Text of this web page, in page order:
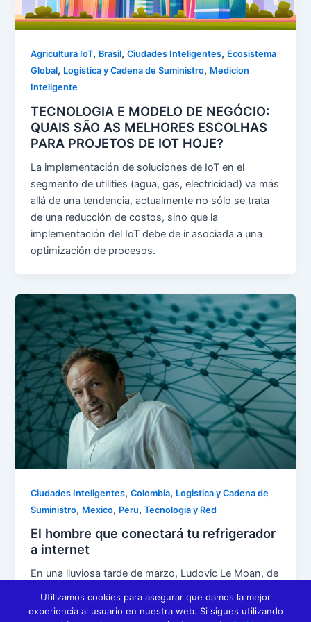
Agricultura IoT, Brasil,Ciudades Inteligentes, Ecosistema
Global, Logistica y Cadena de Suministro, Medicion
Inteligente
TECNOLOGIA E MODELO DE NEGÓCIO:
QUAIS SÃO AS MELHORES ESCOLHAS
PARA PROJETOS DE IOT HOJE?
La implementación de soluciones de IoT en el
segmento de utilities (agua, gas, electricidad) va más
allá de una tendencia, actualmente no sólo se trata
de una reducción de costos, sino que la
implementación del IoT debe de ir asociada a una
optimización de procesos.
Ciudades Inteligentes,Colombia, Logistica y Cadena de
Suministro, Mexico, Peru,Tecnologia y Red
El hombre que conectará tu refrigerador
a internet
En una lluviosa tarde de marzo, Ludovic Le Moan, de
pública
Utilizamos cookies para asegurar que damos la mejor
experiencia al usuario en nuestra web. Si sigues utilizando